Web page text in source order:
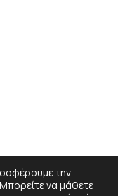
την
να μάθετε